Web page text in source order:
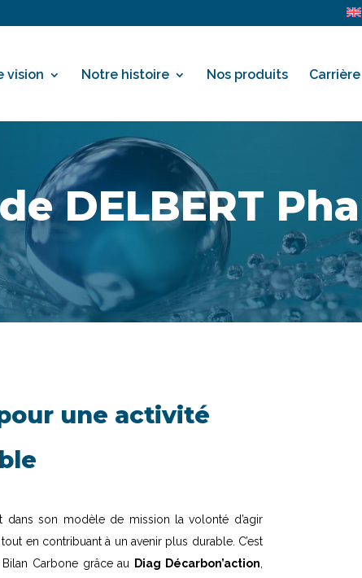
vision Notre histoire Nos produits Carrière
DELBERT
une activité
dans son modèle de mission la volonté d’agir
en contribuant à un avenir plus durable. C’est
Carbone grâce au Diag Décarbon’action,